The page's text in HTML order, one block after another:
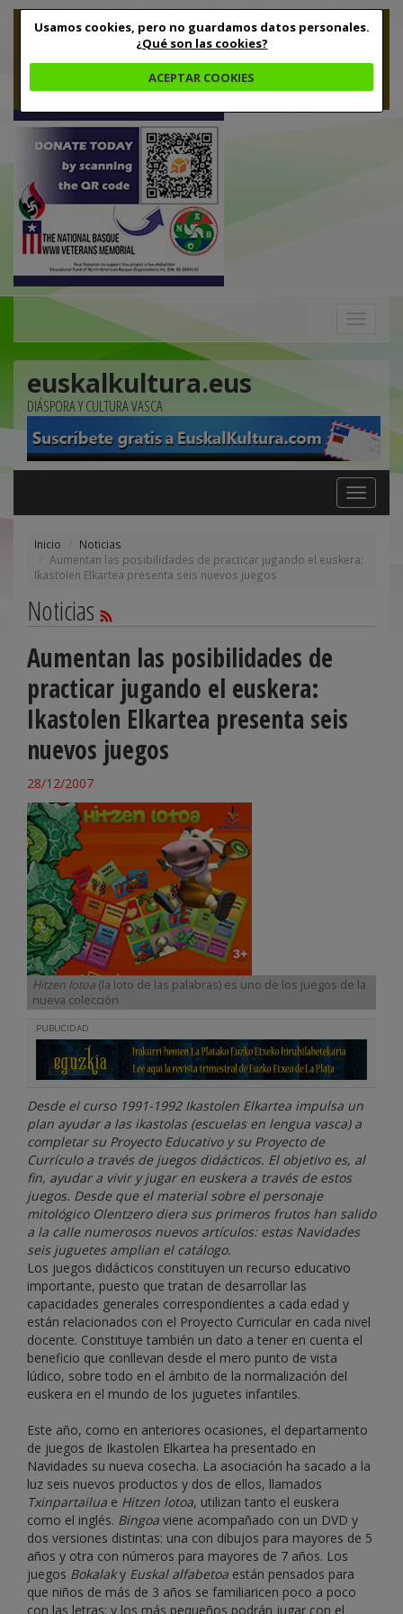
Usamos cookies, pero no guardamos datos personales.
¿Qué son las cookies?
ACEPTAR COOKIES
euskalkultura.eus
DIÁSPORA Y CULTURA VASCA
Toggle
navigation
Inicio
Noticias
Aumentan las posibilidades de practicar jugando el euskera:
Ikastolen Elkartea presenta seis nuevos juegos
Noticias
Aumentan las posibilidades de
practicar jugando el euskera:
Ikastolen Elkartea presenta seis
nuevos juegos
28/12/2007
Hitzen lotoa (la loto de las palabras) es uno de los juegos de la
nueva colección
PUBLICIDAD
Desde el curso 1991-1992 Ikastolen Elkartea impulsa un
plan ayudar a las ikastolas (escuelas en lengua vasca) a
completar su Proyecto Educativo y su Proyecto de
Currículo a través de juegos didácticos. El objetivo es, al
fin, ayudar a vivir y jugar en euskera a través de estos
juegos. Desde que el material sobre el personaje
mitológico Olentzero diera sus primeros frutos han salido
a la calle numerosos nuevos artículos: estas Navidades
seis juguetes amplian el catálogo.
Los juegos didácticos constituyen un recurso educativo
importante, puesto que tratan de desarrollar las
capacidades generales correspondientes a cada edad y
están relacionados con el Proyecto Curricular en cada nivel
docente. Constituye también un dato a tener en cuenta el
beneficio que conllevan desde el mero punto de vista
lúdico, sobre todo en el ámbito de la normalización del
euskera en el mundo de los juguetes infantiles.
Este año, como en anteriores ocasiones, el departamento
de juegos de Ikastolen Elkartea ha presentado en
Navidades su nueva cosecha. La asociación ha sacado a la
luz seis nuevos productos y dos de ellos, llamados
Txinpartailua e Hitzen lotoa, utilizan tanto el euskera
como el inglés. Bingoa viene acompañado con un DVD y
dos versiones distintas: una con dibujos para mayores de 5
años y otra con números para mayores de 7 años. Los
juegos Bokalaky Euskal alfabetoa están pensados para
que niños de más de 3 años se familiaricen poco a poco
con las letras; y los más pequeños podrán jugar con el